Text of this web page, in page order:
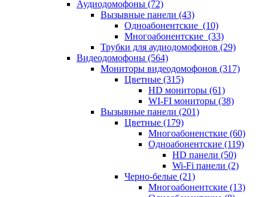
Аудиодомофоны (72)
Вызывные панели (43)
Одноабонентские (10)
Многоабонентские (33)
Трубки для аудиодомофонов (29)
Видеодомофоны (564)
Мониторы видеодомофонов (317)
Цветные (315)
HD мониторы (61)
WI-FI мониторы (38)
Вызывные панели (201)
Цветные (179)
Многоабоненсткие (60)
Одноабонентские (119)
HD панели (50)
Wi-Fi панели (2)
Черно-белые (21)
Многоабонентские (13)